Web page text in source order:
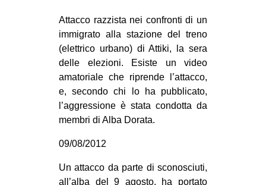
Attacco razzista nei confronti di un
immigrato alla stazione del treno
(elettrico urbano) di Attiki, la sera
delle elezioni. Esiste un video
amatoriale che riprende l’attacco,
e, secondo chi lo ha pubblicato,
l’aggressione è stata condotta da
membri di Alba Dorata.
09/08/2012
Un attacco da parte di sconosciuti,
all’alba del 9 agosto, ha portato